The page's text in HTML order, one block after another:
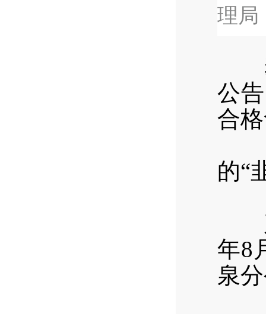
理局
攀
公
合
的“
产
年8
泉